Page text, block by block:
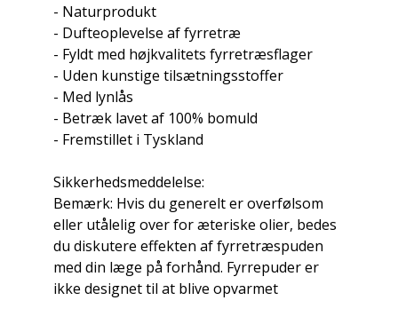
- Naturprodukt
- Dufteoplevelse af fyrretræ
- Fyldt med højkvalitets fyrretræsflager
- Uden kunstige tilsætningsstoffer
- Med lynlås
- Betræk lavet af 100% bomuld
- Fremstillet i Tyskland
Sikkerhedsmeddelelse:
Bemærk: Hvis du generelt er overfølsom
eller utålelig over for æteriske olier, bedes
du diskutere effekten af ​​fyrretræspuden
med din læge på forhånd. Fyrrepuder er
ikke designet til at blive opvarmet